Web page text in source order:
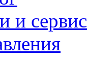
и сервис